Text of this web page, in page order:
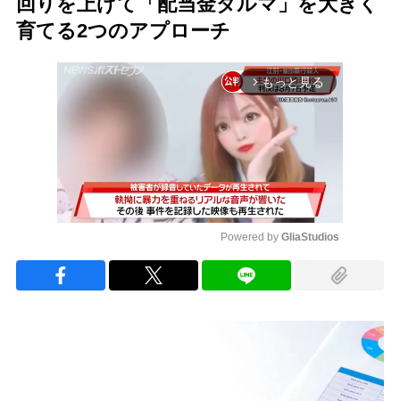
育てる2つのアプローチ
arrow_forward_ios もっと見る
Powered by GliaStudios